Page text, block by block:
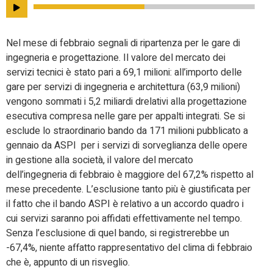
Nel mese di febbraio segnali di ripartenza per le gare di
ingegneria e progettazione. Il valore del mercato dei
servizi tecnici è stato pari a 69,1 milioni: all’importo delle
gare per servizi di ingegneria e architettura (63,9 milioni)
vengono sommati i 5,2 miliardi drelativi alla progettazione
esecutiva compresa nelle gare per appalti integrati. Se si
esclude lo straordinario bando da 171 milioni pubblicato a
gennaio da ASPI per i servizi di sorveglianza delle opere
in gestione alla società, il valore del mercato
dell’ingegneria di febbraio è maggiore del 67,2% rispetto al
mese precedente. L’esclusione tanto più è giustificata per
il fatto che il bando ASPI è relativo a un accordo quadro i
cui servizi saranno poi affidati effettivamente nel tempo.
Senza l’esclusione di quel bando, si registrerebbe un
-67,4%, niente affatto rappresentativo del clima di febbraio
che è, appunto di un risveglio.